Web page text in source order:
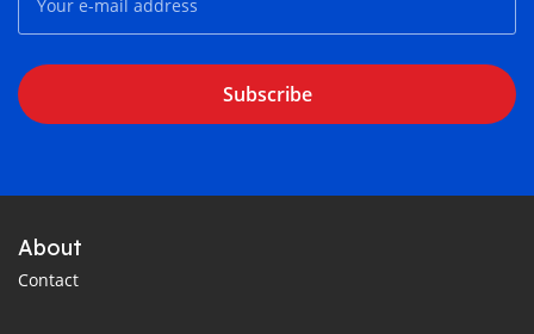
Subscribe
About
Contact